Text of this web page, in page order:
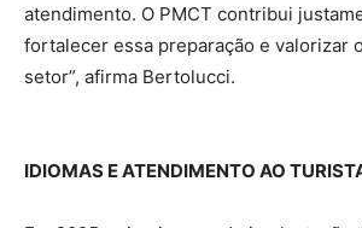
atendimento. O PMCT contribui
fortalecer essa preparação e valorizar
setor”, afirma Bertolucci.
IDIOMAS E ATENDIMENTO AO